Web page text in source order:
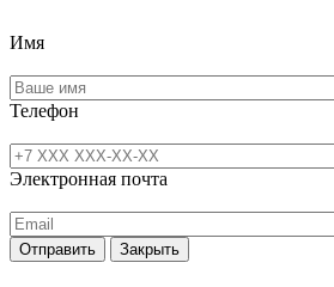
Имя
Телефон
Электронная почта
Отправить Закрыть